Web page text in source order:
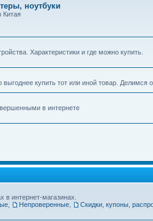
ноутбуки
Китая
Характеристики и где можно купить.
купить тот или иной товар. Делимся
в интернете
в интернет-магазинах.
Непроверенные Скидки, купоны,